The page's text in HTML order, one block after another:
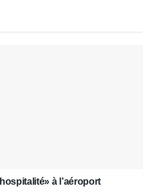
à l’aéroport